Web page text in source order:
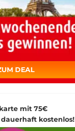
DEAL
mit 75€
kostenlos!